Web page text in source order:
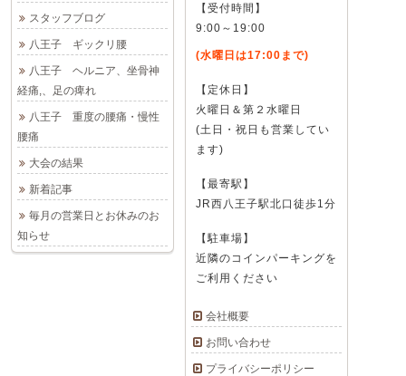
【受付時間】
9:00～19:00
(水曜日は17:00まで)
【定休日】
火曜日＆第２水曜日
(土日・祝日も営業してい
ます)
【最寄駅】
JR西八王子駅北口徒歩1分
【駐車場】
近隣のコインパーキングを
ご利用ください
会社概要
お問い合わせ
プライバシーポリシー
スタッフブログ
八王子 ギックリ腰
八王子 ヘルニア、坐骨神
経痛,、足の痺れ
八王子 重度の腰痛・慢性
腰痛
大会の結果
新着記事
毎月の営業日とお休みのお
知らせ